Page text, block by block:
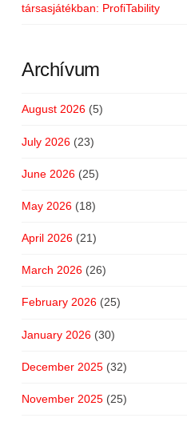
társasjátékban: ProfiTability
Archívum
August 2026(5)
July 2026(23)
June 2026(25)
May 2026(18)
April 2026(21)
March 2026(26)
February 2026(25)
January 2026(30)
December 2025(32)
November 2025(25)